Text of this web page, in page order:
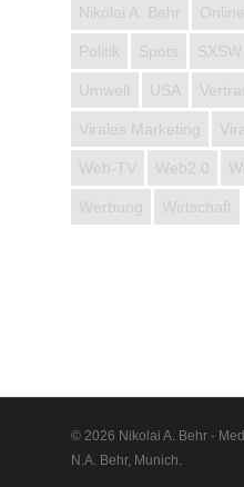
Nikolai A. Behr
Politik Spots SXSW
Umwelt USA
Virales Marketing
Web-TV Web2.0
Werbung Wirtschaft
© 2026 Nikolai A. Behr -
N.A. Behr, Munich.